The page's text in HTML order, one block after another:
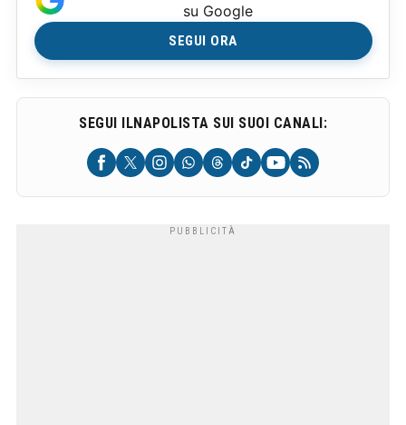
su Google
SEGUI ORA
SEGUI ILNAPOLISTA SUI SUOI CANALI: